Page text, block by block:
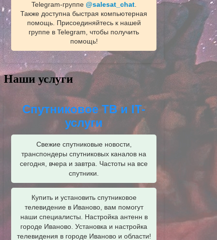
Telegram‑группе @salesat_chat.
Также доступна быстрая компьютерная
помощь. Присоединяйтесь к нашей
группе в Telegram, чтобы получить
помощь!
Наши услуги
Спутниковое ТВ и IT-
услуги
Свежие спутниковые новости,
транспондеры спутниковых каналов на
сегодня, вчера и завтра. Частоты на все
спутники.
Купить и установить спутниковое
телевидение в Иваново, вам помогут
наши специалисты. Настройка антенн в
городе Иваново. Установка и настройка
телевидения в городе Иваново и области!